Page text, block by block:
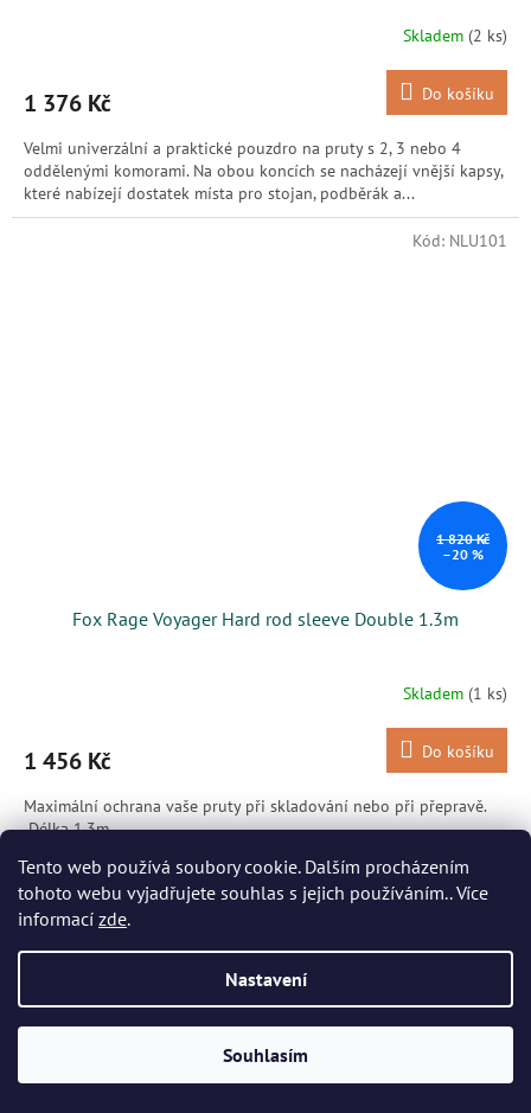
Tento web používá soubory cookie. Dalším procházením
tohoto webu vyjadřujete souhlas s jejich používáním.. Více
informací zde.
Nastavení
Souhlasím
Skladem (2 ks)
1 376 Kč Do košíku
Velmi univerzální a praktické pouzdro na pruty s 2, 3 nebo 4
oddělenými komorami. Na obou koncích se nacházejí vnější kapsy,
které nabízejí dostatek místa pro stojan, podběrák a...
1 820 Kč
–20 %
Fox Rage Voyager Hard rod sleeve Double 1.3m
Skladem (1 ks)
1 456 Kč Do košíku
Maximální ochrana vaše pruty při skladování nebo při přepravě.
Délka 1,3m
Kód: NLU101
Kód:NLU102